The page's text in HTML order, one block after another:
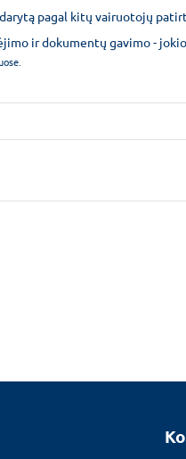
pagal kitų vairuotojų
ir dokumentų gavimo -